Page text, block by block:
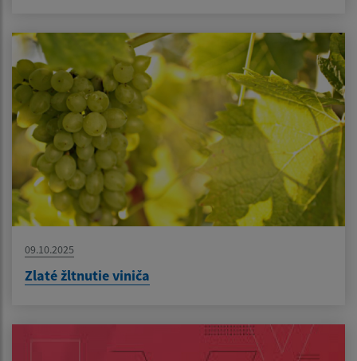
09.10.2025
Zlaté žltnutie viniča